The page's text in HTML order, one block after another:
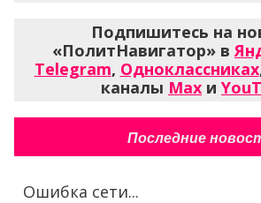
Подпишитесь на
«ПолитНавигатор» в
Telegram, Одноклассниках
каналы Max и
Последние
Ошибка сети...